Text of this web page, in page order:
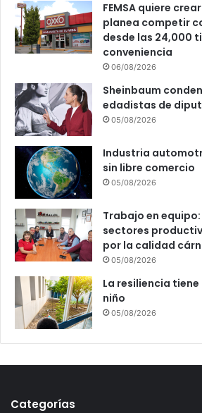
FEMSA quiere
planea competir
desde las 24,000
conveniencia
06/08/2026
Sheinbaum
edadistas de
05/08/2026
Industria
sin libre comercio
05/08/2026
Trabajo en
sectores
por la calidad
05/08/2026
La resiliencia
niño
05/08/2026
Categorías